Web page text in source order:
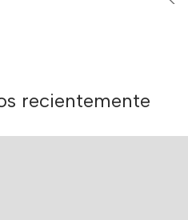
recientemente